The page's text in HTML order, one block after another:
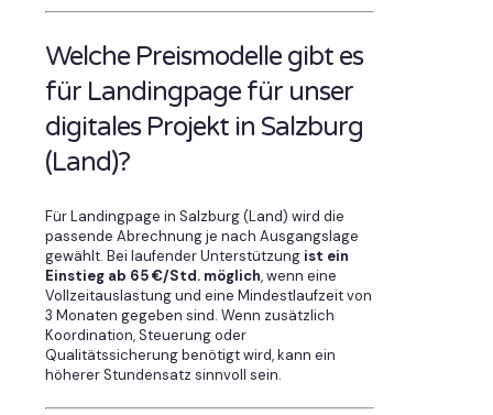
Welche Preismodelle gibt es
für Landingpage für unser
digitales Projekt in Salzburg
(Land)?
Für Landingpage in Salzburg (Land) wird die
passende Abrechnung je nach Ausgangslage
gewählt. Bei laufender Unterstützung ist ein
Einstieg ab 65 €/Std. möglich, wenn eine
Vollzeitauslastung und eine Mindestlaufzeit von
3 Monaten gegeben sind. Wenn zusätzlich
Koordination, Steuerung oder
Qualitätssicherung benötigt wird, kann ein
höherer Stundensatz sinnvoll sein.